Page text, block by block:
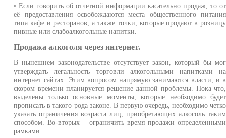
• Если говорить об отчетной информации касательно продаж, то от
её предоставления освобождаются места общественного питания
типа кафе и ресторанов, а также точки, которые продают в розницу
пивные или слабоалкогольные напитки.
Продажа алкоголя через интернет.
В нынешнем законодательстве отсутствует закон, который бы мог
утверждать легальность торговли алкогольными напитками на
интернет сайтах. Этим вопросом напрямую занимаются власти, и в
скором времени планируется решение данной проблемы. Пока что,
выделены только основные моменты, которые необходимо будет
прописать в такого рода законе. В первую очередь, необходимо четко
указать ограничения возраста лиц, приобретающих алкоголь таким
способом. Во-вторых – ограничить время продажи определенными
рамками.